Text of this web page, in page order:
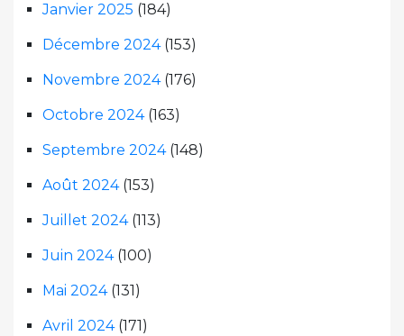
Janvier 2025 (184)
Décembre 2024(153)
Novembre 2024(176)
Octobre 2024(163)
Septembre 2024(148)
Août 2024(153)
Juillet 2024(113)
Juin 2024(100)
Mai 2024(131)
Avril 2024(171)